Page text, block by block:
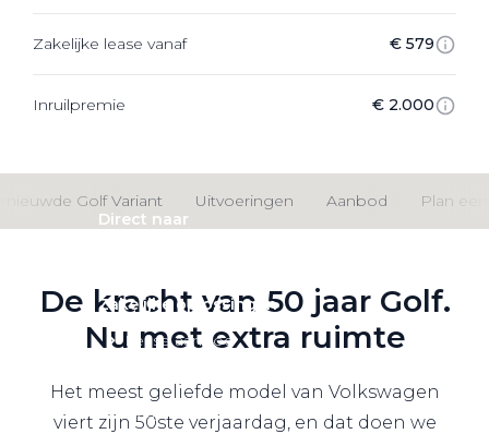
Direct naar
Zakelijke oplossingen
Lease aanbod
Berijdersinfo
Zakelijke lease vanaf € 579
Inruilpremie € 2.000
Golf Variant Uitvoeringen Aanbod Plan
De kracht van 50 jaar Golf.
Nu met extra ruimte
Het meest geliefde model van Volkswagen
viert zijn 50ste verjaardag, en dat doen we